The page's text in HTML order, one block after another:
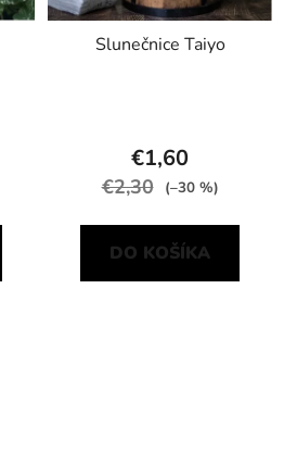
Slunečnice Taiyo
€1,60
€2,30 (–30 %)
DO KOŠÍKA